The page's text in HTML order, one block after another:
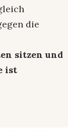
die
sitzen und
ist